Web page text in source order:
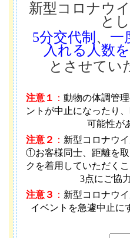
新型コロナウ
と
5分交代制 、 一
入れる人数
とさせてい
注意１ ：動物の体調管
ントが中止になったり
可能性が
注意２ ： 新型コロナウ
①お客様同士、距離を
クを着用していただく
3点にご協
注意３ ： 新型コロナウ
イベントを急遽中止に